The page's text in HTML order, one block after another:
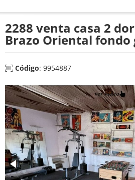
2288 venta casa 2
Brazo Oriental fondo
Código: 9954887